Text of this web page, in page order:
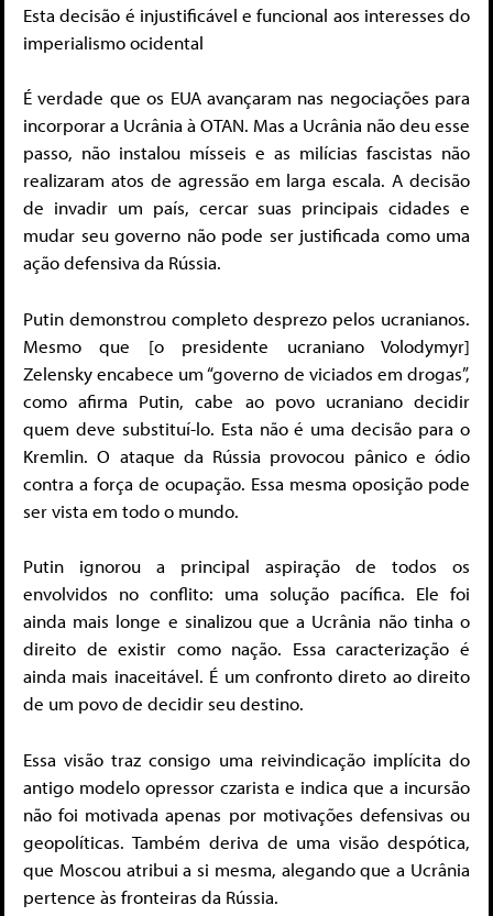
Esta decisão é injustificável e funcional aos interesses do
imperialismo ocidental
É verdade que os EUA avançaram nas negociações para
incorporar a Ucrânia à OTAN. Mas a Ucrânia não deu esse
passo, não instalou mísseis e as milícias fascistas não
realizaram atos de agressão em larga escala. A decisão
de invadir um país, cercar suas principais cidades e
mudar seu governo não pode ser justificada como uma
ação defensiva da Rússia.
Putin demonstrou completo desprezo pelos ucranianos.
Mesmo que [o presidente ucraniano Volodymyr]
Zelensky encabece um “governo de viciados em drogas”,
como afirma Putin, cabe ao povo ucraniano decidir
quem deve substituí-lo. Esta não é uma decisão para o
Kremlin. O ataque da Rússia provocou pânico e ódio
contra a força de ocupação. Essa mesma oposição pode
ser vista em todo o mundo.
Putin ignorou a principal aspiração de todos os
envolvidos no conflito: uma solução pacífica. Ele foi
ainda mais longe e sinalizou que a Ucrânia não tinha o
direito de existir como nação. Essa caracterização é
ainda mais inaceitável. É um confronto direto ao direito
de um povo de decidir seu destino.
Essa visão traz consigo uma reivindicação implícita do
antigo modelo opressor czarista e indica que a incursão
não foi motivada apenas por motivações defensivas ou
geopolíticas. Também deriva de uma visão despótica,
que Moscou atribui a si mesma, alegando que a Ucrânia
pertence às fronteiras da Rússia.